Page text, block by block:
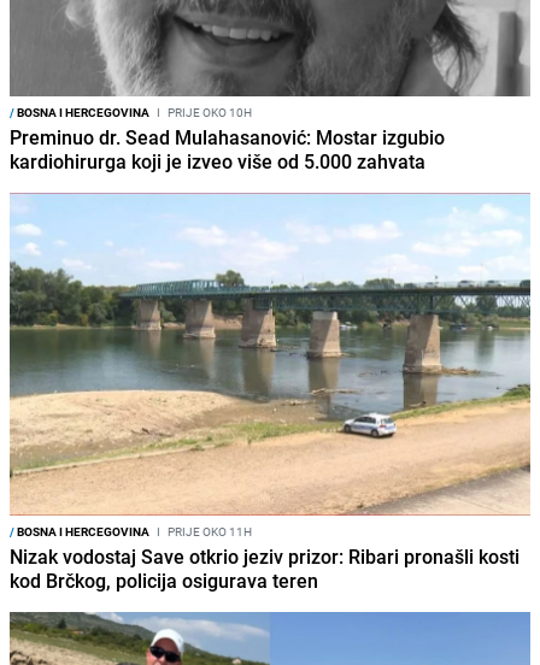
/BOSNA I HERCEGOVINA I PRIJE OKO 10H
Preminuo dr. Sead Mulahasanović: Mostar izgubio
kardiohirurga koji je izveo više od 5.000 zahvata
/BOSNA I HERCEGOVINA I PRIJE OKO 11H
Nizak vodostaj Save otkrio jeziv prizor: Ribari pronašli kosti
kod Brčkog, policija osigurava teren